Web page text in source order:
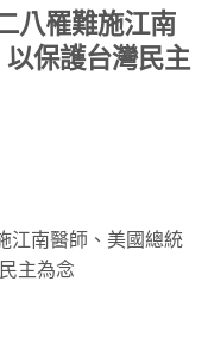
八罹難施江南
保護台灣民主
江南醫師、美國總統
主為念